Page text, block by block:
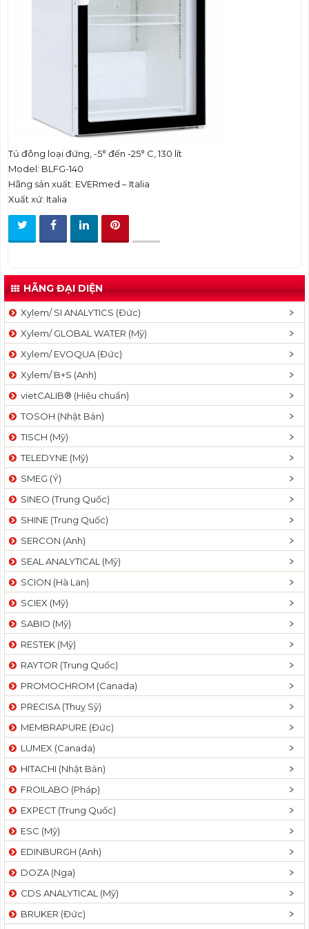
Tủ đông loại đứng, -5° đến -25° C, 130 lít
Model: BLFG-140
Hãng sản xuất: EVERmed – Italia
Xuất xứ: Italia
HÃNG ĐẠI DIỆN
Xylem/ SI ANALYTICS (Đức)
Xylem/ GLOBAL WATER (Mỹ)
Xylem/ EVOQUA (Đức)
Xylem/ B+S (Anh)
vietCALIB® (Hiệu chuẩn)
TOSOH (Nhật Bản)
TISCH (Mỹ)
TELEDYNE (Mỹ)
SMEG (Ý)
SINEO (Trung Quốc)
SHINE (Trung Quốc)
SERCON (Anh)
SEAL ANALYTICAL (Mỹ)
SCION (Hà Lan)
SCIEX (Mỹ)
SABIO (Mỹ)
RESTEK (Mỹ)
RAYTOR (Trung Quốc)
PROMOCHROM (Canada)
PRECISA (Thuỵ Sỹ)
MEMBRAPURE (Đức)
LUMEX (Canada)
HITACHI (Nhật Bản)
FROILABO (Pháp)
EXPECT (Trung Quốc)
ESC (Mỹ)
EDINBURGH (Anh)
DOZA (Nga)
CDS ANALYTICAL (Mỹ)
BRUKER (Đức)